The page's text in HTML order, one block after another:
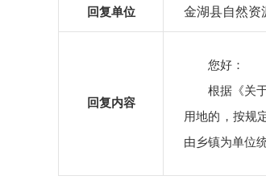
回复单位 金湖县自然资
回复内容
您好：
根据《关
用地的，按规
由乡镇为单位